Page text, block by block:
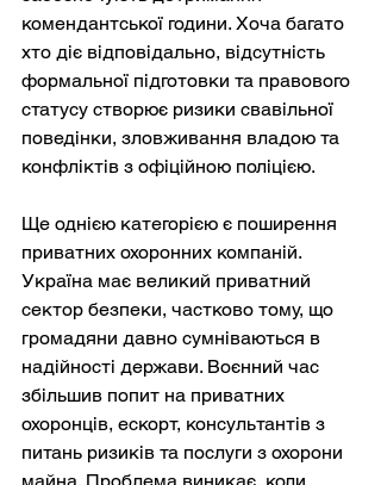
комендантської години. Хоча багато
хто діє відповідально, відсутність
формальної підготовки та правового
статусу створює ризики свавільної
поведінки, зловживання владою та
конфліктів з офіційною поліцією.
Ще однією категорією є поширення
приватних охоронних компаній.
Україна має великий приватний
сектор безпеки, частково тому, що
громадяни давно сумніваються в
надійності держави. Воєнний час
збільшив попит на приватних
охоронців, ескорт, консультантів з
питань ризиків та послуги з охорони